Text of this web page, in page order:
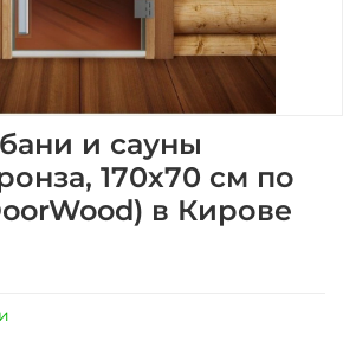
и сауны
170х70 см по
в Кирове